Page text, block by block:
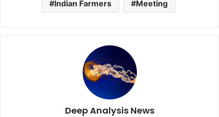
Indian Farmers Meeting
Deep Analysis News